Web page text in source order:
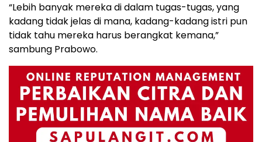
“Lebih banyak mereka di dalam tugas-tugas, yang
kadang tidak jelas di mana, kadang-kadang istri pun
tidak tahu mereka harus berangkat kemana,”
sambung Prabowo.